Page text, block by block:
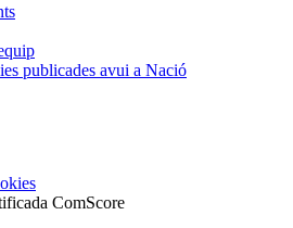
publicades avui a Nació
ComScore